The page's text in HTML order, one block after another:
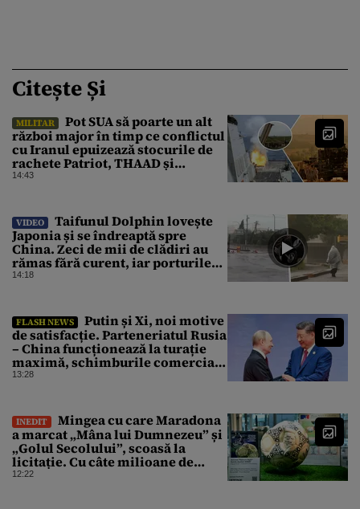
Citește Și
MILITAR
Pot SUA să poarte un alt
război major în timp ce conflictul
cu Iranul epuizează stocurile de
rachete Patriot, THAAD și
Tomahawk?
14:43
VIDEO
Taifunul Dolphin lovește
Japonia și se îndreaptă spre
China. Zeci de mii de clădiri au
rămas fără curent, iar porturile
au fost închise
14:18
FLASH NEWS
Putin și Xi, noi motive
de satisfacție. Parteneriatul Rusia
– China funcționează la turație
maximă, schimburile comerciale
ating niveluri record
13:28
INEDIT
Mingea cu care Maradona
a marcat „Mâna lui Dumnezeu” și
„Golul Secolului”, scoasă la
licitație. Cu câte milioane de
dolari ar putea fi vândută
12:22